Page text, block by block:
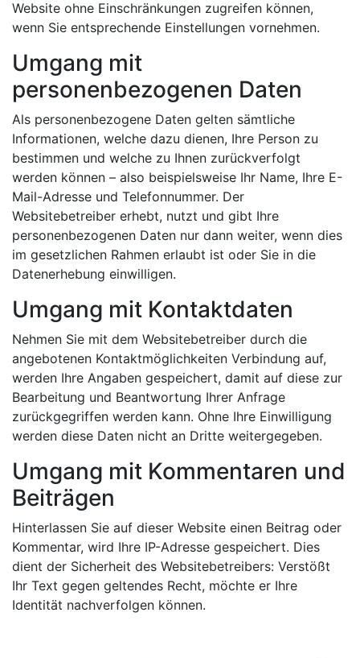
Website ohne Einschränkungen zugreifen können,
wenn Sie entsprechende Einstellungen vornehmen.
Umgang mit
personenbezogenen Daten
Als personenbezogene Daten gelten sämtliche
Informationen, welche dazu dienen, Ihre Person zu
bestimmen und welche zu Ihnen zurückverfolgt
werden können – also beispielsweise Ihr Name, Ihre E-
Mail-Adresse und Telefonnummer. Der
Websitebetreiber erhebt, nutzt und gibt Ihre
personenbezogenen Daten nur dann weiter, wenn dies
im gesetzlichen Rahmen erlaubt ist oder Sie in die
Datenerhebung einwilligen.
Umgang mit Kontaktdaten
Nehmen Sie mit dem Websitebetreiber durch die
angebotenen Kontaktmöglichkeiten Verbindung auf,
werden Ihre Angaben gespeichert, damit auf diese zur
Bearbeitung und Beantwortung Ihrer Anfrage
zurückgegriffen werden kann. Ohne Ihre Einwilligung
werden diese Daten nicht an Dritte weitergegeben.
Umgang mit Kommentaren und
Beiträgen
Hinterlassen Sie auf dieser Website einen Beitrag oder
Kommentar, wird Ihre IP-Adresse gespeichert. Dies
dient der Sicherheit des Websitebetreibers: Verstößt
Ihr Text gegen geltendes Recht, möchte er Ihre
Identität nachverfolgen können.